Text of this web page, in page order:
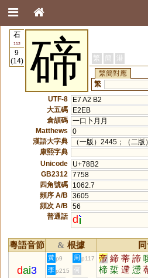
石
112
9
(14)
碲 繁 簡 港
繁簡對應
繁
UTF-8
E7 A2 B2
大五碼
E2EB
倉頡碼 一口卜月月
Matthews
0
漢語大字典
（一版）2445；（二版
康熙字典
Unicode
U+78B2
GB2312
7758
四角號碼
1062.7
頻序 A/B
3605
頻次 A/B
56
普通話 d
粵語音節 & 根據
dai3
黃 p9 周 p117 帝 締 蒂 諦
楴 梊 遰 懘
李 p215
何